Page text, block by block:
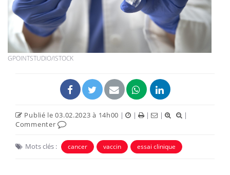
GPOINTSTUDIO/ISTOCK
Publié le 03.02.2023 à 14h00 | | | |
|
Commenter
Mots clés : cancer vaccin essai clinique